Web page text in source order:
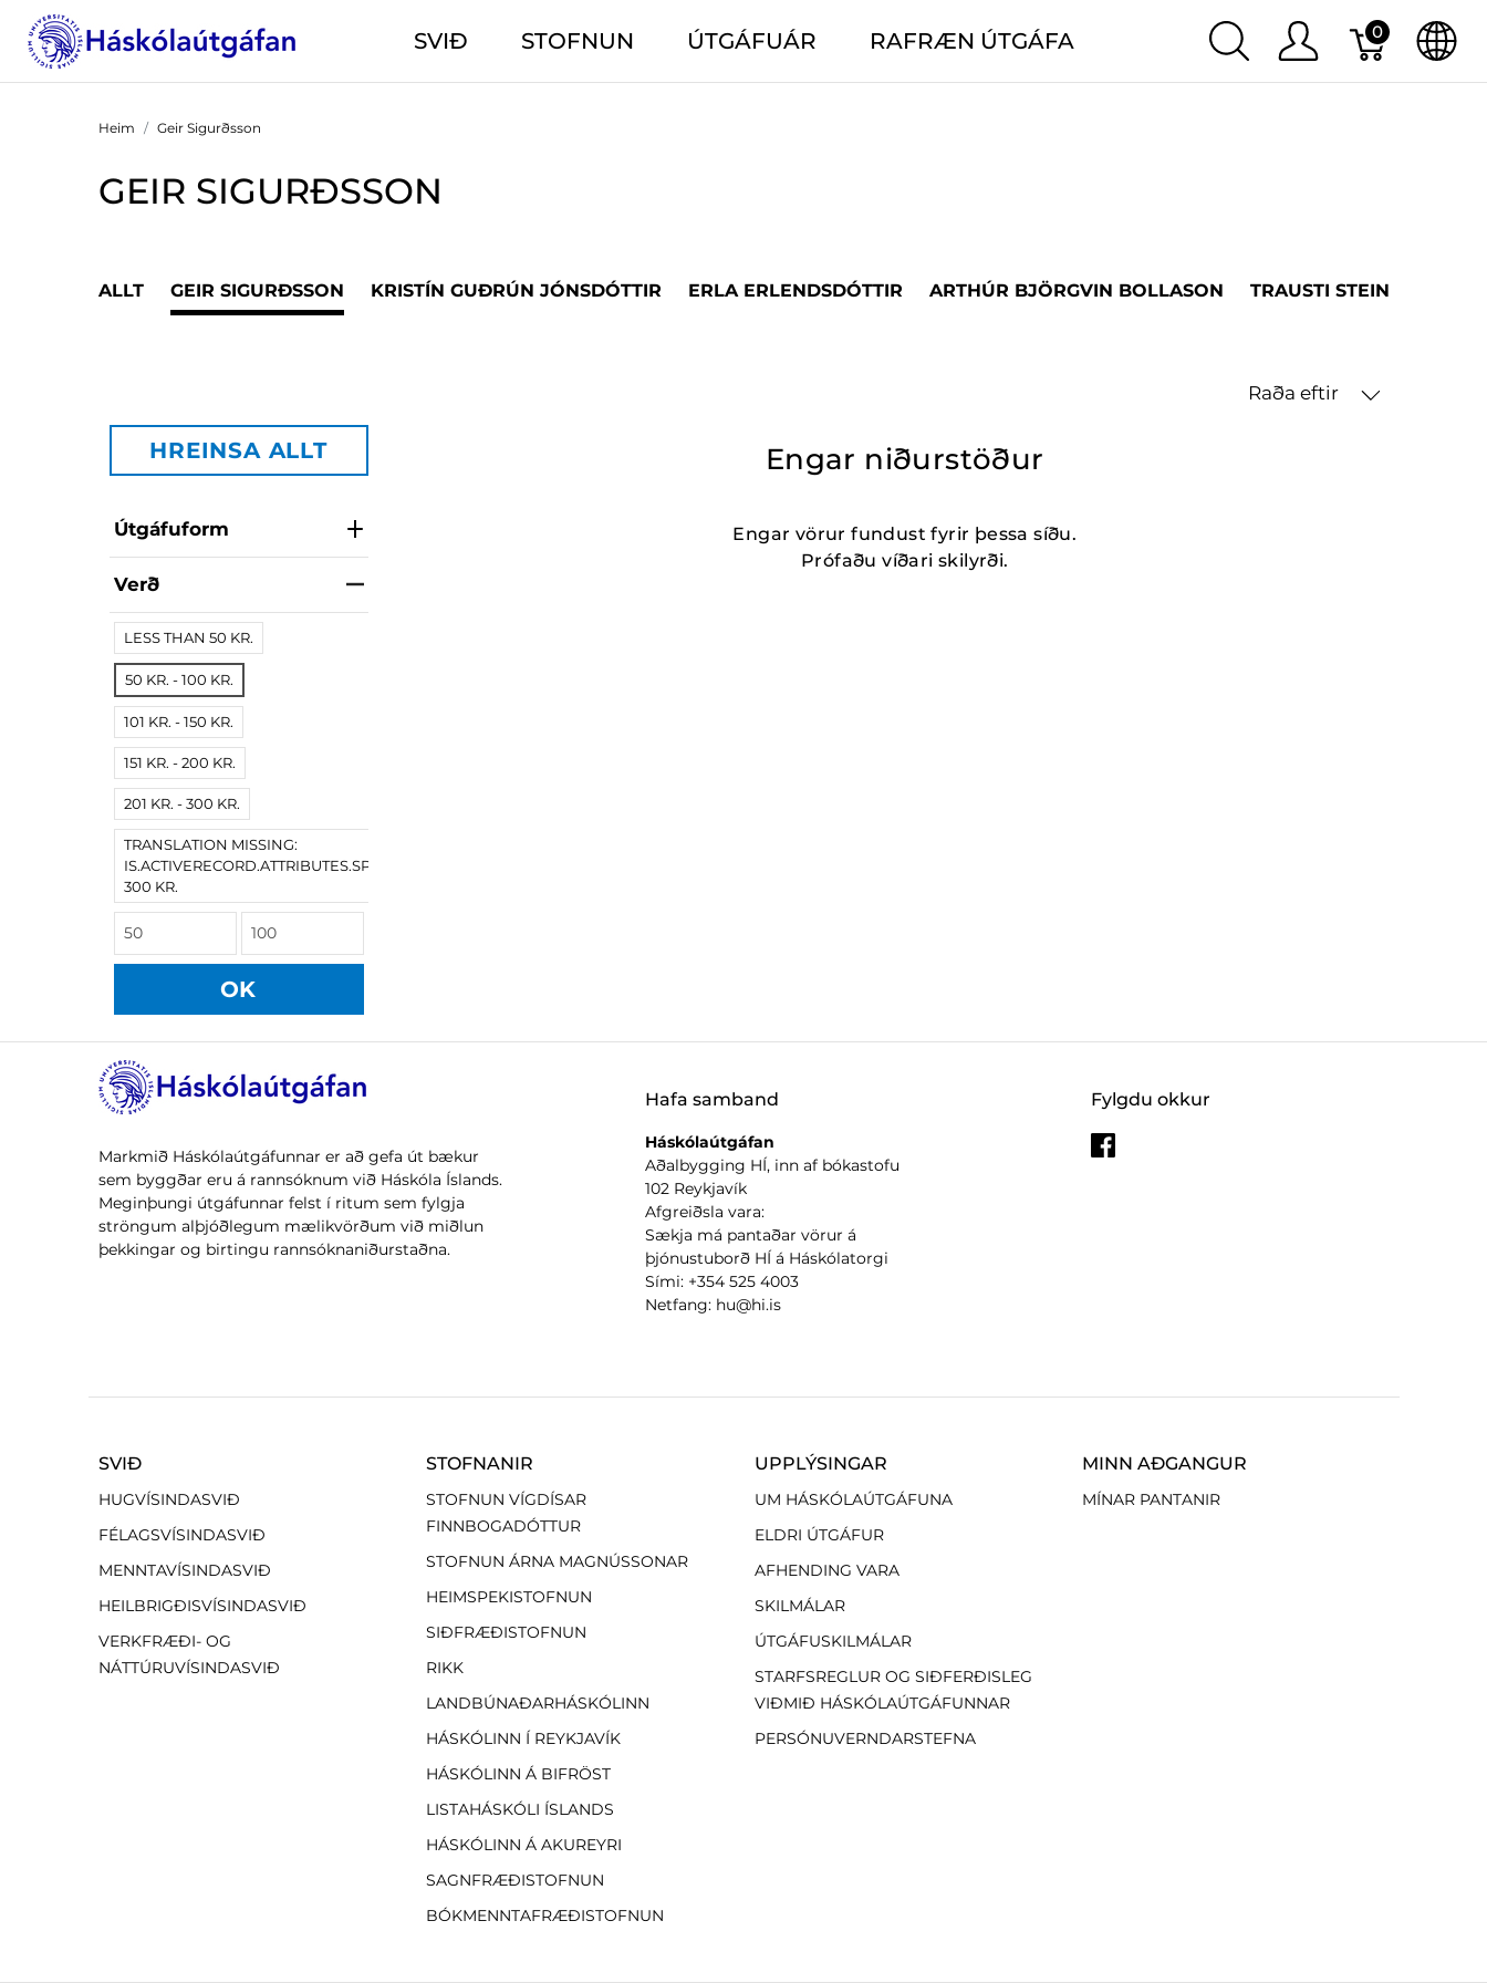
SVIÐ STOFNUN ÚTGÁFUÁR RAFRÆN ÚTGÁFA 0
Heim Geir Sigurðsson
GEIR SIGURÐSSON
ALLT GEIR SIGURÐSSON KRISTÍN GUÐRÚN JÓNSDÓTTIR ERLA ERLENDSDÓTTIR ARTHÚR BJÖRGVIN BOLLASON TRAUSTI STEINSSON
Raða eftir
HREINSA ALLT
Útgáfuform
Verð
LESS THAN 50 KR.
50 KR. - 100 KR.
101 KR. - 150 KR.
151 KR. - 200 KR.
201 KR. - 300 KR.
TRANSLATION MISSING:
IS.ACTIVERECORD.ATTRIBUTES.SPREE/PRODUCT.MORE_THAN
300 KR.
OK
Engar niðurstöður
Engar vörur fundust fyrir þessa síðu.
Prófaðu víðari skilyrði.
Markmið Háskólaútgáfunnar er að gefa út bækur
sem byggðar eru á rannsóknum við Háskóla Íslands.
Meginþungi útgáfunnar felst í ritum sem fylgja
ströngum alþjóðlegum mælikvörðum við miðlun
þekkingar og birtingu rannsóknaniðurstaðna.
Fylgdu okkur
Hafa samband
Háskólaútgáfan
Aðalbygging HÍ, inn af bókastofu
102 Reykjavík
Afgreiðsla vara:
Sækja má pantaðar vörur á
þjónustuborð HÍ á Háskólatorgi
Sími: +354 525 4003
Netfang: hu@hi.is
SVIÐ
HUGVÍSINDASVIÐ
FÉLAGSVÍSINDASVIÐ
MENNTAVÍSINDASVIÐ
HEILBRIGÐISVÍSINDASVIÐ
VERKFRÆÐI- OG
NÁTTÚRUVÍSINDASVIÐ
STOFNANIR
STOFNUN VÍGDÍSAR
FINNBOGADÓTTUR
STOFNUN ÁRNA MAGNÚSSONAR
HEIMSPEKISTOFNUN
SIÐFRÆÐISTOFNUN
RIKK
LANDBÚNAÐARHÁSKÓLINN
HÁSKÓLINN Í REYKJAVÍK
HÁSKÓLINN Á BIFRÖST
LISTAHÁSKÓLI ÍSLANDS
HÁSKÓLINN Á AKUREYRI
SAGNFRÆÐISTOFNUN
BÓKMENNTAFRÆÐISTOFNUN
UPPLÝSINGAR
UM HÁSKÓLAÚTGÁFUNA
ELDRI ÚTGÁFUR
AFHENDING VARA
SKILMÁLAR
ÚTGÁFUSKILMÁLAR
STARFSREGLUR OG SIÐFERÐISLEG
VIÐMIÐ HÁSKÓLAÚTGÁFUNNAR
PERSÓNUVERNDARSTEFNA
MINN AÐGANGUR
MÍNAR PANTANIR